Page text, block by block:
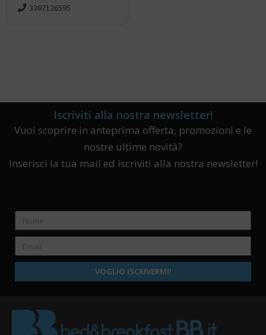
3387126595
Iscriviti alla nostra newsletter!
Vuoi scoprire in anteprima offerta, promozioni e le
nostre ultime novità?
Inserisci la tua mail ed iscriviti alla nostra newsletter!
VOGLIO ISCRIVERMI!